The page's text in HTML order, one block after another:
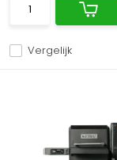
Vergelijk